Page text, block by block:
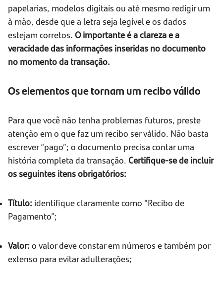
papelarias, modelos digitais ou até mesmo redigir um
à mão, desde que a letra seja legível e os dados
estejam corretos. O importante é a clareza e a
veracidade das informações inseridas no documento
no momento da transação.
Os elementos que tornam um recibo válido
Para que você não tenha problemas futuros, preste
atenção em o que faz um recibo ser válido. Não basta
escrever “pago”; o documento precisa contar uma
história completa da transação. Certifique-se de incluir
os seguintes itens obrigatórios:
Título: identifique claramente como "Recibo de
Pagamento";
Valor: o valor deve constar em números e também por
extenso para evitar adulterações;